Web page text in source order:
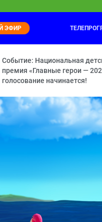
Поля, Тим и Лёва
Команда – это сила! — Бука
ЭФИР
Событие: Национальная
премия «Главные герои —
голосование начинается!